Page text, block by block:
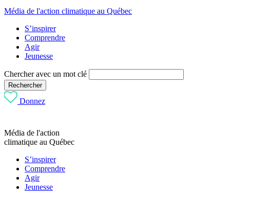
Média de l'action climatique au Québec
S’inspirer
Comprendre
Agir
Jeunesse
Chercher avec un mot clé
Rechercher
Donnez
Média de l'action
climatique au Québec
S’inspirer
Comprendre
Agir
Jeunesse